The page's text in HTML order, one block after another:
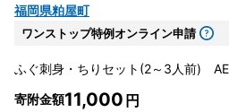
福岡県粕屋町
ワンストップ特例オンライン申請
ふぐ刺身・ちりセット(2～3人前)
寄附金額11,000